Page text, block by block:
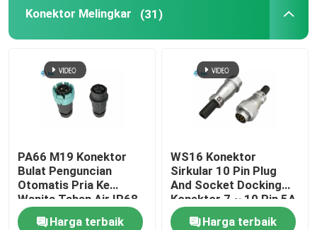
Konektor Melingkar (31)
PA66 M19 Konektor
Bulat Penguncian
Otomatis Pria Ke
Wanita Tahan Air IP68
Harga terbaik
WS16 Konektor
Sirkular 10 Pin Plug
And Socket Docking
Konektor 7 ~ 10 Pin 5A
400V
Harga terbaik